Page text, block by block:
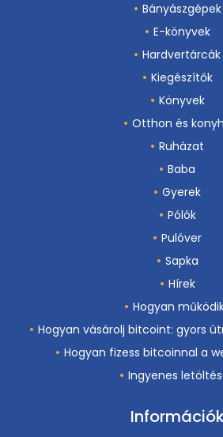
Bányászgépek
E-könyvek
Hardvertárcák
Kiegészítők
Könyvek
Otthon és
Ruházat
Baba
Gyerek
Pólók
Pulóver
Sapka
Hírek
Hogyan
Hogyan vásárolj bitcoint: gyors
Hogyan fizess bitcoinnal a
Ingyenes